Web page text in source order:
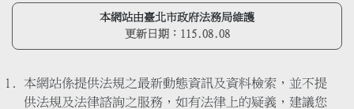
本網站由臺北市政府法務局維護
更新日期： 115.08.08
本網站係提供法規之最新動態資訊及資料檢索，並不提
供法規及法律諮詢之服務，如有法律上的疑義，建議您